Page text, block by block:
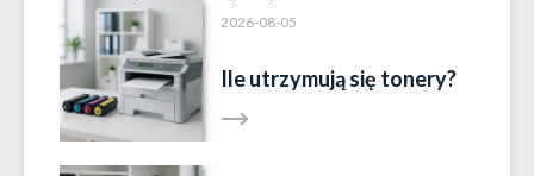
2026-08-05
Ile utrzymują się tonery?